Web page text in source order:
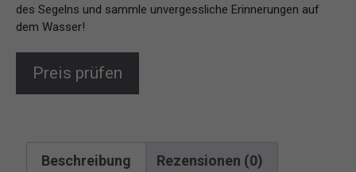
des Segelns und sammle unvergessliche Erinnerungen auf
dem Wasser!
Preis prüfen
Beschreibung Rezensionen (0)